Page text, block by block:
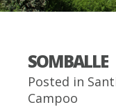
SOMBALLE
Posted in
Campoo